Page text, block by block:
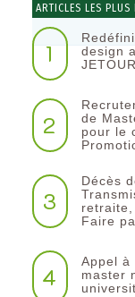
ARTICLES LES PLUS
1
design
2
de
pour le
3
Décès
retraite,
Faire
4
Appel à
master